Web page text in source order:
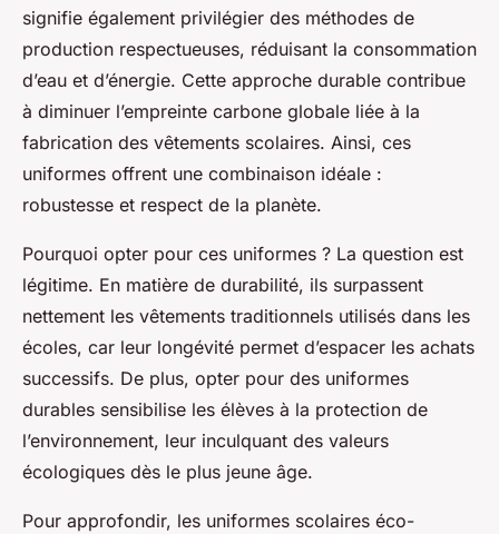
signifie également privilégier des méthodes de
production respectueuses, réduisant la consommation
d’eau et d’énergie. Cette approche durable contribue
à diminuer l’empreinte carbone globale liée à la
fabrication des vêtements scolaires. Ainsi, ces
uniformes offrent une combinaison idéale :
robustesse et respect de la planète.
Pourquoi opter pour ces uniformes ? La question est
légitime. En matière de durabilité, ils surpassent
nettement les vêtements traditionnels utilisés dans les
écoles, car leur longévité permet d’espacer les achats
successifs. De plus, opter pour des uniformes
durables sensibilise les élèves à la protection de
l’environnement, leur inculquant des valeurs
écologiques dès le plus jeune âge.
Pour approfondir, les uniformes scolaires éco-